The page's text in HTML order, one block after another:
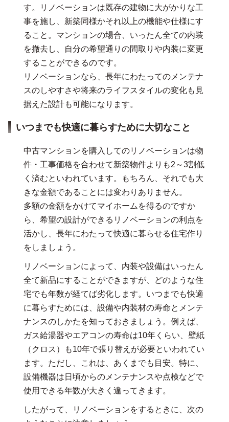
す。リノベーションは既存の建物に大がかりな工
事を施し、新築同様かそれ以上の機能や仕様にす
ること。マンションの場合、いったん全ての内装
を撤去し、自分の希望通りの間取りや内装に変更
することができるのです。
リノベーションなら、長年にわたってのメンテナ
スのしやすさや将来のライフスタイルの変化も見
据えた設計も可能になります。
いつまでも快適に暮らすために大切なこと
中古マンションを購入してのリノベーションは物
件・工事価格を合わせて新築物件よりも2～3割低
く済むといわれています。もちろん、それでも大
きな金額であることには変わりありません。
多額の金額をかけてマイホームを得るのですか
ら、希望の設計ができるリノベーションの利点を
活かし、長年にわたって快適に暮らせる住宅作り
をしましょう。
リノベーションによって、内装や設備はいったん
全て新品にすることができますが、どのような住
宅でも年数が経てば劣化します。いつまでも快適
に暮らすためには、設備や内装材の寿命とメンテ
ナンスのしかたを知っておきましょう。例えば、
ガス給湯器やエアコンの寿命は10年くらい、壁紙
（クロス）も10年で張り替えが必要といわれてい
ます。ただし、これは、あくまでも目安。特に、
設備機器は日頃からのメンテナンスや点検などで
使用できる年数が大きく違ってきます。
したがって、リノベーションをするときに、次の